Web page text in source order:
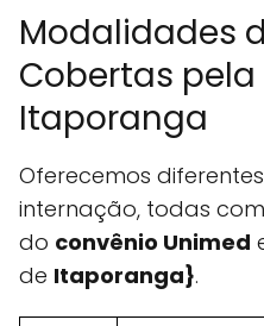
Modalidades
Cobertas
Itaporanga
Oferecemos
internação, todas
do convênio Unimed
de Itaporanga}.